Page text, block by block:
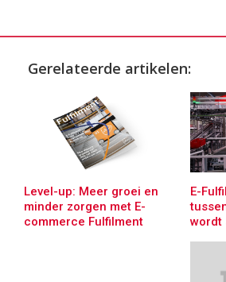
Gerelateerde artikelen:
Level-up: Meer groei en
minder zorgen met E-
commerce Fulfilment
E-
wordt